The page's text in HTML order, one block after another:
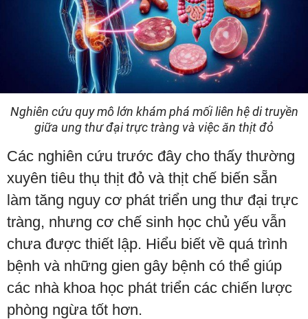
Nghiên cứu quy mô lớn khám phá mối liên hệ di truyền
giữa ung thư đại trực tràng và việc ăn thịt đỏ
Các nghiên cứu trước đây cho thấy thường
xuyên tiêu thụ thịt đỏ và thịt chế biến sẵn
làm tăng nguy cơ phát triển ung thư đại trực
tràng, nhưng cơ chế sinh học chủ yếu vẫn
chưa được thiết lập. Hiểu biết về quá trình
bệnh và những gien gây bệnh có thể giúp
các nhà khoa học phát triển các chiến lược
phòng ngừa tốt hơn.